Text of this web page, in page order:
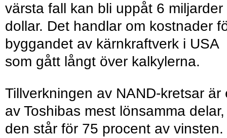
värsta fall kan bli uppåt 6 miljarder
dollar. Det handlar om kostnader
byggandet av kärnkraftverk i USA
som gått långt över kalkylerna.
Tillverkningen av NAND-kretsar är
av Toshibas mest lönsamma delar,
den står för 75 procent av vinsten.